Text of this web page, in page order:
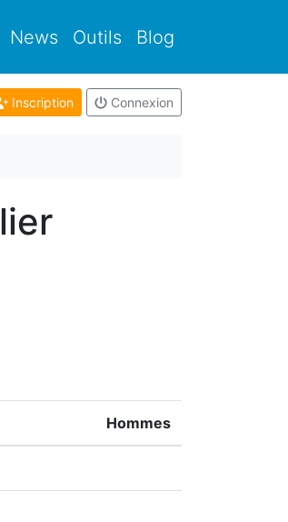
News Outils Blog
Inscription Connexion
Hommes